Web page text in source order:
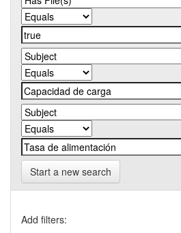
Start a new search
Add filters: